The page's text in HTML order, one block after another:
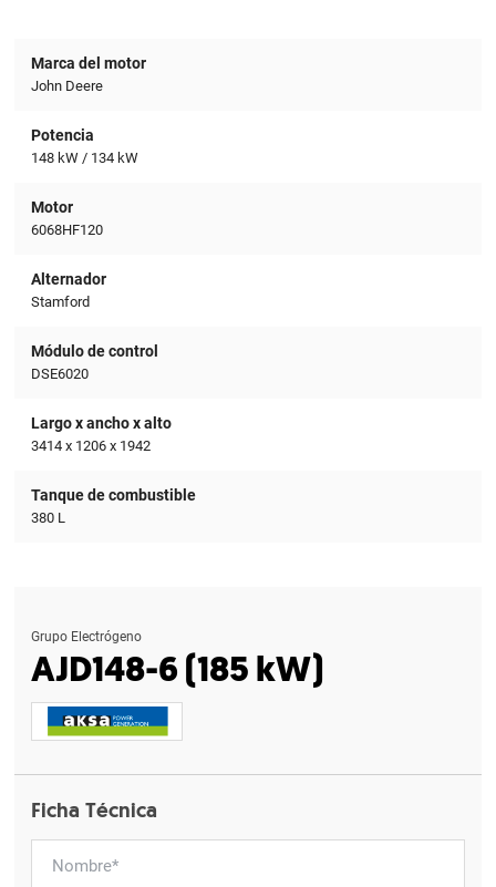
Marca del motor
John Deere
Potencia
148 kW / 134 kW
Motor
6068HF120
Alternador
Stamford
Módulo de control
DSE6020
Largo x ancho x alto
3414 x 1206 x 1942
Tanque de combustible
380 L
Grupo Electrógeno
AJD148-6 (185 kW)
Ficha Técnica